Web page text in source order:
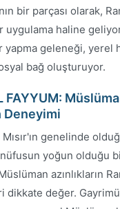
bir parçası olarak,
uygulama haline
geleneği, yerel
bağ oluşturuyor.
FAYYUM:
Deneyimi
genelinde
yoğun olduğu
azınlıkların
dikkate değer.